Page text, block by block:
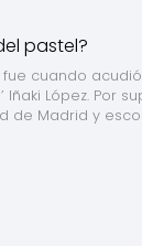
cuando
Iñaki López. Por
de Madrid y